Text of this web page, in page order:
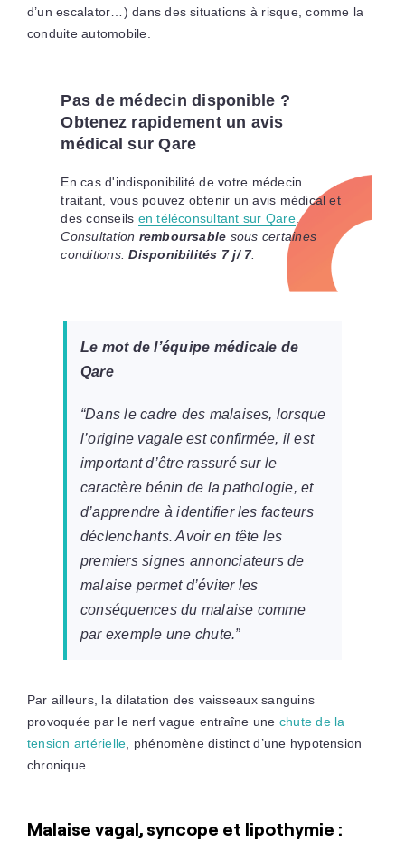
d’un escalator…) dans des situations à risque, comme la
conduite automobile.
Pas de médecin disponible ?
Obtenez rapidement un avis
médical sur Qare
En cas d'indisponibilité de votre médecin
traitant, vous pouvez obtenir un avis médical et
des conseils en téléconsultant sur Qare.
Consultation remboursable sous certaines
conditions.Disponibilités 7 j/ 7.
Le mot de l’équipe médicale de
Qare
“Dans le cadre des malaises, lorsque
l’origine vagale est confirmée, il est
important d’être rassuré sur le
caractère bénin de la pathologie, et
d’apprendre à identifier les facteurs
déclenchants. Avoir en tête les
premiers signes annonciateurs de
malaise permet d’éviter les
conséquences du malaise comme
par exemple une chute.”
Par ailleurs, la dilatation des vaisseaux sanguins
provoquée par le nerf vague entraîne une chute de la
tension artérielle , phénomène distinct d’une hypotension
chronique.
Malaise vagal, syncope et lipothymie :